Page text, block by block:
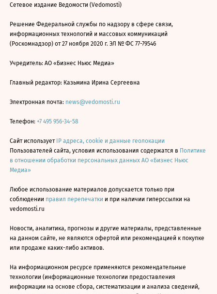
Сетевое издание Ведомости (Vedomosti)
Решение Федеральной службы по надзору в сфере связи,
информационных технологий и массовых коммуникаций
(Роскомнадзор) от 27 ноября 2020 г. ЭЛ № ФС 77-79546
Учредитель: АО «Бизнес Ньюс Медиа»
Главный редактор: Казьмина Ирина Сергеевна
Электронная почта: news@vedomosti.ru
Телефон: +7 495 956-34-58
Сайт использует IP адреса, cookie и данные геолокации
Пользователей сайта, условия использования содержатся в Политике
в отношении обработки персональных данных АО «Бизнес Ньюс
Медиа»
Любое использование материалов допускается только при
соблюдении правил перепечатки и при наличии гиперссылки на
vedomosti.ru
Новости, аналитика, прогнозы и другие материалы, представленные
на данном сайте, не являются офертой или рекомендацией к покупке
или продаже каких-либо активов.
На информационном ресурсе применяются рекомендательные
технологии (информационные технологии предоставления
информации на основе сбора, систематизации и анализа сведений,